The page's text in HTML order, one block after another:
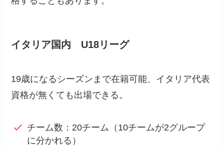
イタリア国内 U18リーグ
19歳になるシーズンまで在籍可能、イタリア代表
資格が無くても出場できる。
チーム数：20チーム（10チームが2グループ
に分かれる）